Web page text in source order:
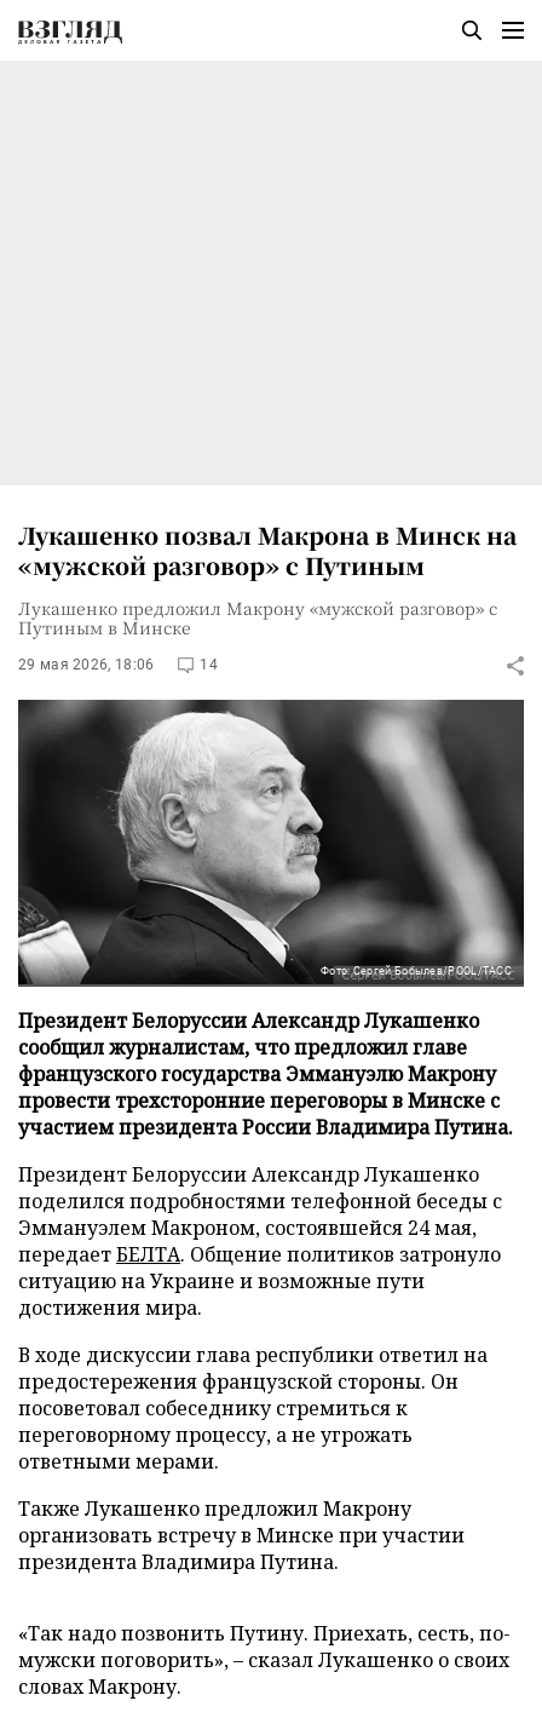
Лукашенко позвал Макрона в Минск на
«мужской разговор» с Путиным
Лукашенко предложил Макрону «мужской разговор» с
Путиным в Минске
29 мая 2026, 18:06 14
Фото: Сергей Бобылев/POOL/ТАСС
Президент Белоруссии Александр Лукашенко
сообщил журналистам, что предложил главе
французского государства Эммануэлю Макрону
провести трехсторонние переговоры в Минске с
участием президента России Владимира Путина.
Президент Белоруссии Александр Лукашенко
поделился подробностями телефонной беседы с
Эммануэлем Макроном, состоявшейся 24 мая,
передаетБЕЛТА. Общение политиков затронуло
ситуацию на Украине и возможные пути
достижения мира.
В ходе дискуссии глава республики ответил на
предостережения французской стороны. Он
посоветовал собеседнику стремиться к
переговорному процессу, а не угрожать
ответными мерами.
Также Лукашенко предложил Макрону
организовать встречу в Минске при участии
президента Владимира Путина.
«Так надо позвонить Путину. Приехать, сесть, по-
мужски поговорить», – сказал Лукашенко о своих
словах Макрону.